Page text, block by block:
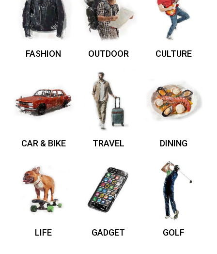
FASHION OUTDOOR CULTURE
CAR & BIKE TRAVEL DINING
LIFE GADGET GOLF